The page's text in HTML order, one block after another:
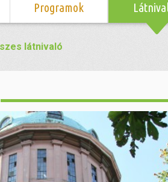
Programok
Program naptár
Szent Márton
Mozi
Színház/Tánc
Előadás/Kiállítás
Szent
Zsidó
Hírek
Sport és
Egyéb
látnivaló